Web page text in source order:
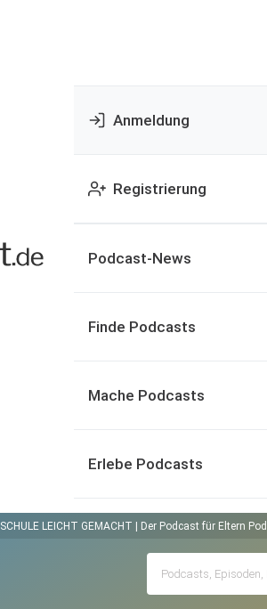
Anmeldung
Registrierung
Podcast-News
Finde Podcasts
Mache Podcasts
Erlebe Podcasts
SCHULE LEICHT GEMACHT | Der Podcast für Eltern